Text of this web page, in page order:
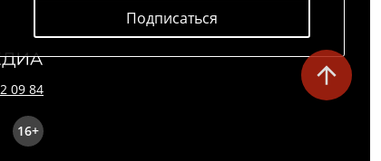
Подписаться
09 84
16+